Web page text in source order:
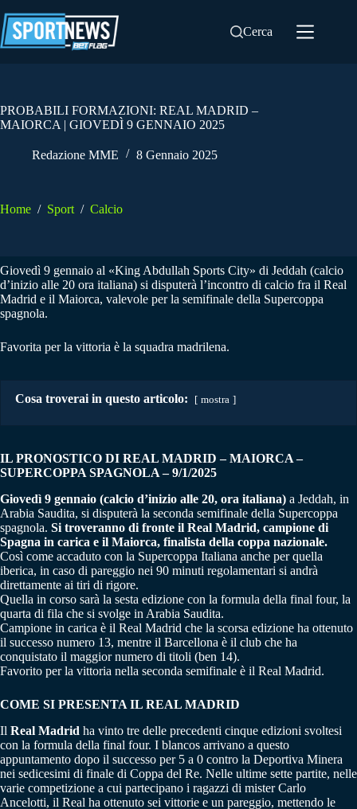
al
contenuto
Cerca
PROBABILI FORMAZIONI: REAL MADRID –
MAIORCA | GIOVEDÌ 9 GENNAIO 2025
Redazione MME 8 Gennaio 2025
Home / Sport / Calcio
Giovedì 9 gennaio al «King Abdullah Sports City» di Jeddah (calcio
d’inizio alle 20 ora italiana) si disputerà l’incontro di calcio fra il Real
Madrid e il Maiorca, valevole per la semifinale della Supercoppa
spagnola.
Favorita per la vittoria è la squadra madrilena.
Cosa troverai in questo articolo: mostra
IL PRONOSTICO DI REAL MADRID – MAIORCA–
SUPERCOPPA SPAGNOLA – 9/1/2025
Giovedì 9 gennaio (calcio d’inizio alle 20, ora italiana) a Jeddah, in
Arabia Saudita, si disputerà la seconda semifinale della Supercoppa
spagnola. Si troveranno di fronte il Real Madrid, campione di
Spagna in carica e il Maiorca, finalista della coppa nazionale.
Così come accaduto con la Supercoppa Italiana anche per quella
iberica, in caso di pareggio nei 90 minuti regolamentari si andrà
direttamente ai tiri di rigore.
Quella in corso sarà la sesta edizione con la formula della final four, la
quarta di fila che si svolge in Arabia Saudita.
Campione in carica è il Real Madrid che la scorsa edizione ha ottenuto
il successo numero 13, mentre il Barcellona è il club che ha
conquistato il maggior numero di titoli (ben 14).
Favorito per la vittoria nella seconda semifinale è il Real Madrid.
COME SI PRESENTA IL REAL MADRID
Il Real Madrid ha vinto tre delle precedenti cinque edizioni svoltesi
con la formula della final four. I blancos arrivano a questo
appuntamento dopo il successo per 5 a 0 contro la Deportiva Minera
nei sedicesimi di finale di Coppa del Re. Nelle ultime sette partite, nelle
varie competizione a cui partecipano i ragazzi di mister Carlo
Ancelotti, il Real ha ottenuto sei vittorie e un pareggio, mettendo le